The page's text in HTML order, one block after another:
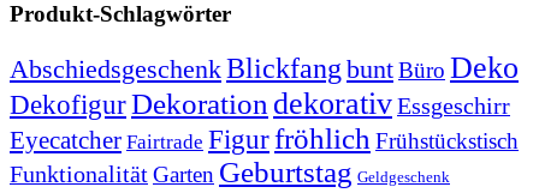
Produkt-Schlagwörter
AbschiedsgeschenkBlickfang buntBüro Deko
DekofigurDekoration dekorativEssgeschirr
Eyecatcher Fairtrade Figurfröhlich Frühstückstisch
FunktionalitätGarten Geburtstag Geldgeschenk